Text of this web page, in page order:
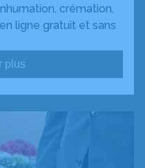
crémation,
ligne gratuit et sans
plus